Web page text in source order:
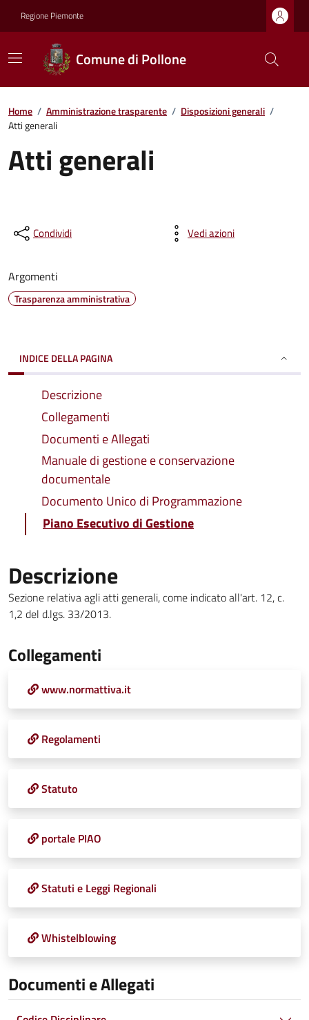
Regione Piemonte
Comune di Pollone
Home / Amministrazione trasparente / Disposizioni generali /
Atti generali
Atti generali
Condividi Vedi azioni
Argomenti
Trasparenza amministrativa
INDICE DELLA PAGINA
Descrizione
Collegamenti
Documenti e Allegati
Manuale di gestione e conservazione
documentale
Documento Unico di Programmazione
Piano Esecutivo di Gestione
Descrizione
Sezione relativa agli atti generali, come indicato all'art. 12, c.
1,2 del d.lgs. 33/2013.
Collegamenti
www.normattiva.it
Regolamenti
Statuto
portale PIAO
Statuti e Leggi Regionali
Whistelblowing
Documenti e Allegati